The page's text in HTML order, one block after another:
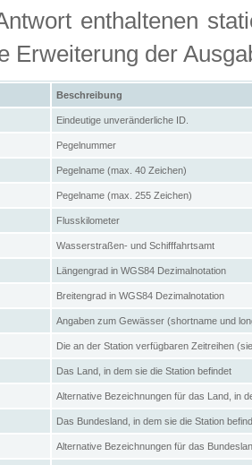
enthaltenen
Erweiterung der
Beschreibung
Eindeutige unveränderliche ID.
Pegelnummer
Pegelname (max. 40 Zeichen)
Pegelname (max. 255 Zeichen)
Flusskilometer
Wasserstraßen- und Schifffahrtsamt
Längengrad in WGS84 Dezimalnotation
Breitengrad in WGS84 Dezimalnotation
Angaben zum Gewässer (shortname und
Die an der Station verfügbaren Zeitreihen
Das Land, in dem sie die Station befindet
Alternative Bezeichnungen für das Land, in
Das Bundesland, in dem sie die Station
Alternative Bezeichnungen für das